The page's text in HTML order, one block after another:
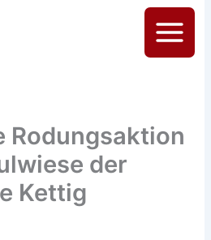
Main
Rodungsaktion
der
Kettig